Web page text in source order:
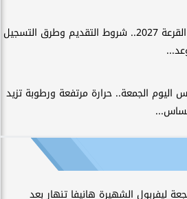
حج القرعة 2027.. شروط التقديم وطرق التسجيل
اليوم الجمعة.. حرارة مرتفعة ورطوبة تزيد
ليفربول الشهيرة هانيفا تنهار بعد